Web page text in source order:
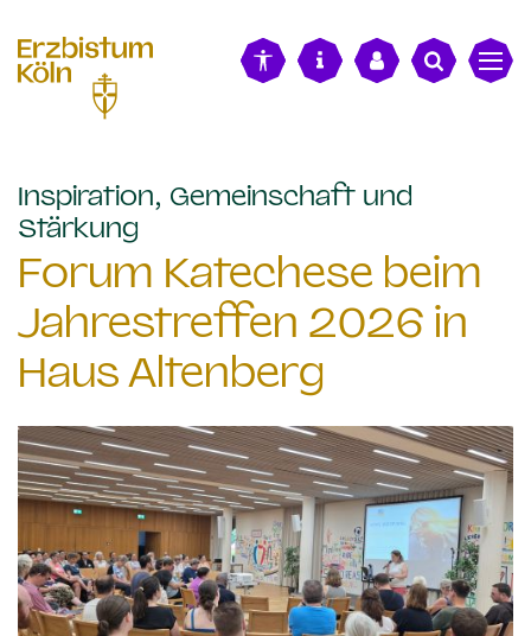
Inspiration, Gemeinschaft und
Stärkung
Forum Katechese beim
Jahrestreffen 2026 in
Haus Altenberg